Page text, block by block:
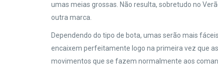
umas meias grossas. Não resulta, sobretudo no
outra marca.
Dependendo do tipo de bota, umas serão mais
encaixem perfeitamente logo na primeira vez que
movimentos que se fazem normalmente aos